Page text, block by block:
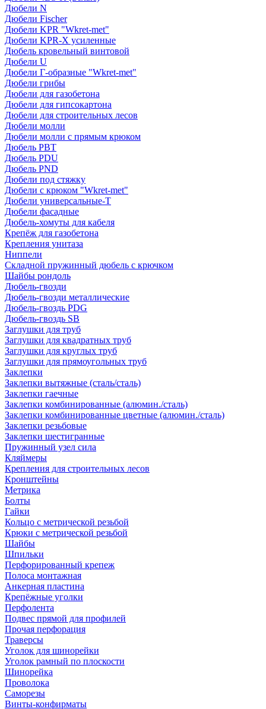
Дюбели N
Дюбели Fischer
Дюбели KPR "Wkret-met"
Дюбели KPR-Х усиленные
Дюбель кровельный винтовой
Дюбели U
Дюбели Г-образные "Wkret-met"
Дюбели грибы
Дюбели для газобетона
Дюбели для гипсокартона
Дюбели для строительных лесов
Дюбели молли
Дюбели молли с прямым крюком
Дюбель PBT
Дюбель PDU
Дюбель PND
Дюбели под стяжку
Дюбели с крюком "Wkret-met"
Дюбели универсальные-Т
Дюбели фасадные
Дюбель-хомуты для кабеля
Крепёж для газобетона
Крепления унитаза
Ниппели
Складной пружинный дюбель с крючком
Шайбы рондоль
Дюбель-гвозди
Дюбель-гвозди металлические
Дюбель-гвоздь PDG
Дюбель-гвоздь SB
Заглушки для труб
Заглушки для квадратных труб
Заглушки для круглых труб
Заглушки для прямоугольных труб
Заклепки
Заклепки вытяжные (сталь/сталь)
Заклепки гаечные
Заклепки комбинированные (алюмин./сталь)
Заклепки комбинированные цветные (алюмин./сталь)
Заклепки резьбовые
Заклепки шестигранные
Пружинный узел сила
Кляймеры
Крепления для строительных лесов
Кронштейны
Метрика
Болты
Гайки
Кольцо с метрической резьбой
Крюки с метрической резьбой
Шайбы
Шпильки
Перфорированный крепеж
Полоса монтажная
Анкерная пластина
Крепёжные уголки
Перфолента
Подвес прямой для профилей
Прочая перфорация
Траверсы
Уголок для шинорейки
Уголок рамный по плоскости
Шинорейка
Проволока
Саморезы
Винты-конфирматы